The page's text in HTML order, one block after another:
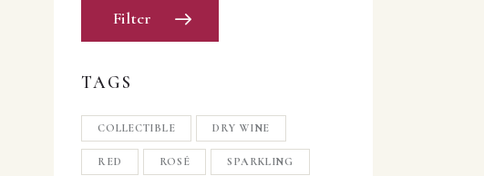
Filter
TAGS
COLLECTIBLE DRY WINE
RED ROSÉ SPARKLING